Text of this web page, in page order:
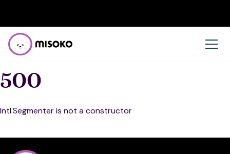
500
Intl.Segmenter is not a constructor